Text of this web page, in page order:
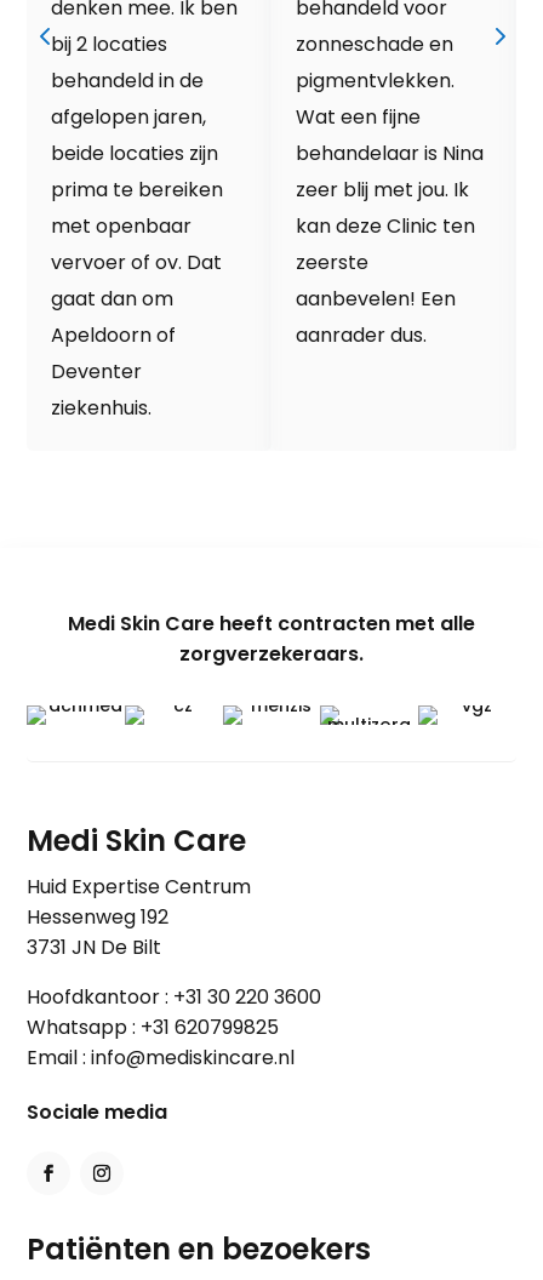
denken mee. Ik ben
bij 2 locaties
behandeld in de
afgelopen jaren,
beide locaties zijn
prima te bereiken
met openbaar
vervoer of ov. Dat
gaat dan om
Apeldoorn of
Deventer
ziekenhuis.
behandeld voor
zonneschade en
pigmentvlekken.
Wat een fijne
behandelaar is Nina
zeer blij met jou. Ik
kan deze Clinic ten
zeerste
aanbevelen! Een
aanrader dus.
Medi Skin Care heeft contracten met alle
zorgverzekeraars.
Medi Skin Care
Huid Expertise Centrum
Hessenweg 192
3731 JN De Bilt
Hoofdkantoor : +31 30 220 3600
Whatsapp : +31 620799825
Email : info@mediskincare.nl
Sociale media
Patiënten en bezoekers